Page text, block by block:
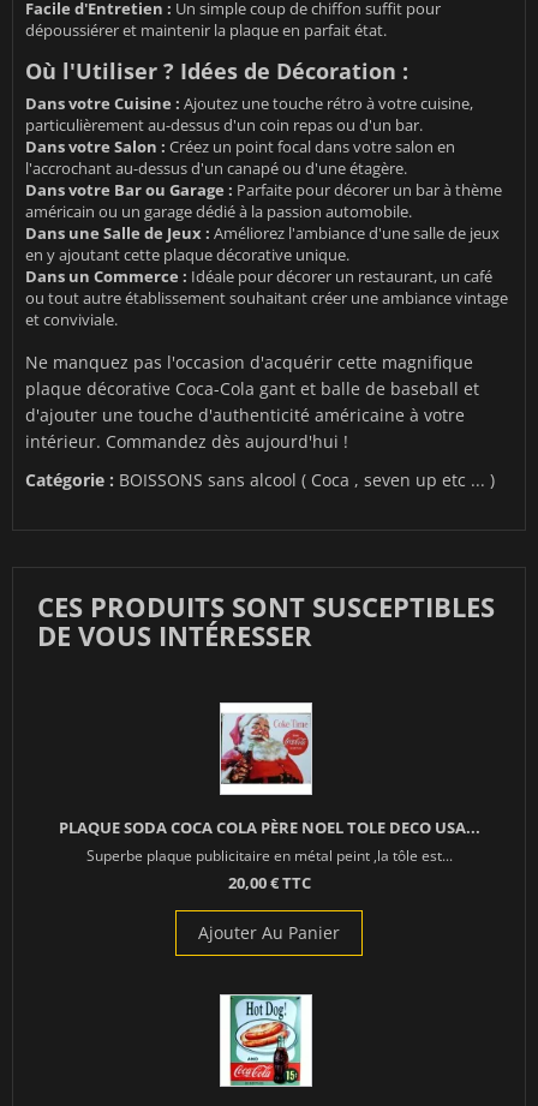
Facile d'Entretien : Un simple coup de chiffon suffit pour
dépoussiérer et maintenir la plaque en parfait état.
Où l'Utiliser ? Idées de Décoration :
Dans votre Cuisine : Ajoutez une touche rétro à votre cuisine,
particulièrement au-dessus d'un coin repas ou d'un bar.
Dans votre Salon : Créez un point focal dans votre salon en
l'accrochant au-dessus d'un canapé ou d'une étagère.
Dans votre Bar ou Garage : Parfaite pour décorer un bar à thème
américain ou un garage dédié à la passion automobile.
Dans une Salle de Jeux : Améliorez l'ambiance d'une salle de jeux
en y ajoutant cette plaque décorative unique.
Dans un Commerce : Idéale pour décorer un restaurant, un café
ou tout autre établissement souhaitant créer une ambiance vintage
et conviviale.
Ne manquez pas l'occasion d'acquérir cette magnifique
plaque décorative Coca-Cola gant et balle de baseball et
d'ajouter une touche d'authenticité américaine à votre
intérieur. Commandez dès aujourd'hui !
Catégorie : BOISSONS sans alcool ( Coca , seven up etc ... )
CES PRODUITS SONT SUSCEPTIBLES
DE VOUS INTÉRESSER
PLAQUE SODA COCA COLA PÈRE NOEL TOLE DECO USA...
Superbe plaque publicitaire en métal peint ,la tôle est...
20,00 € TTC
Ajouter Au Panier